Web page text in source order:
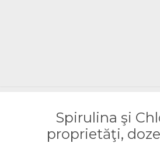
Spirulina şi
proprietăţi,